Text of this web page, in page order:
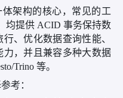
架构的核心，常见的工
均提供 ACID 事务保持数
、优化数据查询性能、
，并且兼容多种大数据
Trino 等。
考：